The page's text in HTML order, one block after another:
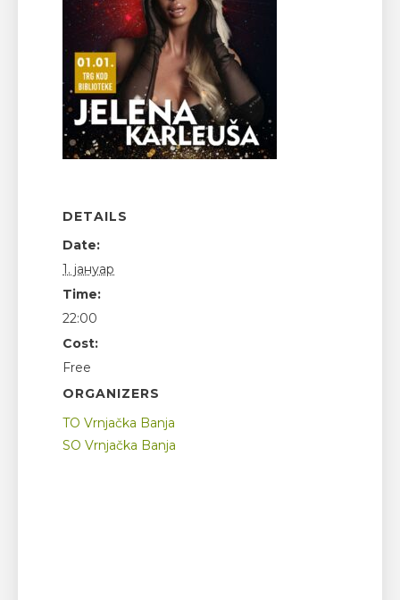
DETAILS
Date:
1. јануар
Time:
22:00
Cost:
Free
ORGANIZERS
TO Vrnjačka Banja
SO Vrnjačka Banja